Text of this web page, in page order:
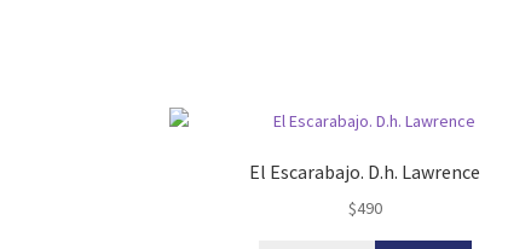
El Escarabajo. D.h. Lawrence
$490